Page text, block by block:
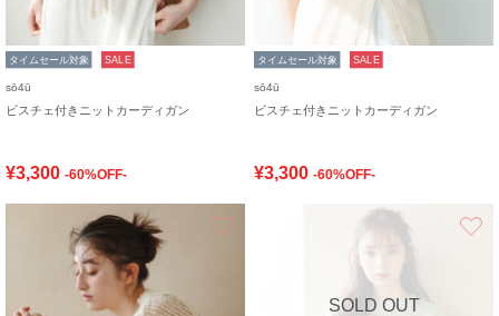
タイムセール対象 SALE
sō4ū
ビスチェ付きニットカーディガン
¥3,300 -60%OFF-
タイムセール対象 SALE
sō4ū
ビスチェ付きニットカーディガン
¥3,300 -60%OFF-
SOLD OUT